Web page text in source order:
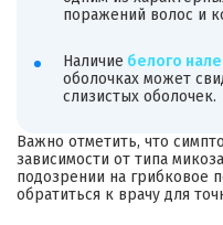
поражений волос и
Наличие белого
оболочках может
слизистых оболочек.
Важно отметить, что
зависимости от типа
подозрении на грибковое
обратиться к врачу для